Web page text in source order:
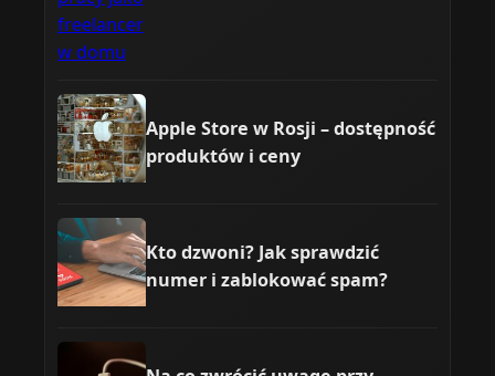
Apple Store w Rosji – dostępność
produktów i ceny
Kto dzwoni? Jak sprawdzić
numer i zablokować spam?